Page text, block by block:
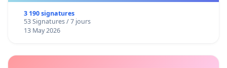
3 190 signatures
53 Signatures / 7 jours
13 May 2026